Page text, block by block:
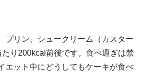
プリン、シュークリーム（カスター
り200kcal前後です。食べ過ぎは禁
エット中にどうしてもケーキが食べ